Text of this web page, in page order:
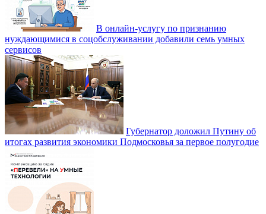
В онлайн-услугу по признанию
нуждающимися в соцобслуживании добавили семь умных
сервисов
Губернатор доложил Путину об
итогах развития экономики Подмосковья за первое полугодие